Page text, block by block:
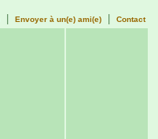
Envoyer à un(e) ami(e) Contact